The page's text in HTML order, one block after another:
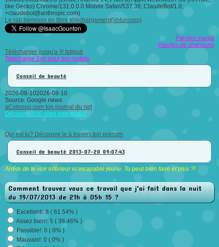
like Gecko) Chrome/131.0.0.0 Mobile Safari/537.36; ClaudeBot/1.0;
+claudebot@anthropic.com)
Le rap béninois en libre téléchargement(Voluncorp)
Paroles mania
Paroles de chansons
Télécharger jusqu'a !!! fatigué
Telecharge 2go pour ton mobile
Conseil de beauté
2026-08-102026-08-10
Source: Google news
aCotonou.com ton journal du net
Découvre 100 sites web gratuit
Qui est tu? Découvre le à travers ton prénom
Conseil de beauté 2013-07-20 09:07:43
Arrête de te voir inférieur et incapable jeune. Tu peut bien faire et plus ?!
Comment trouvez vous ce travail que j'ai fait dans la nuit
du 19/07/2013 de 21h à 05h 15 ?
Excellent!: 8 ( 61.54% )
Assez bien!: 5 ( 38.46% )
Passible!: 0 ( 0% )
Mauvais!: 0 ( 0% )